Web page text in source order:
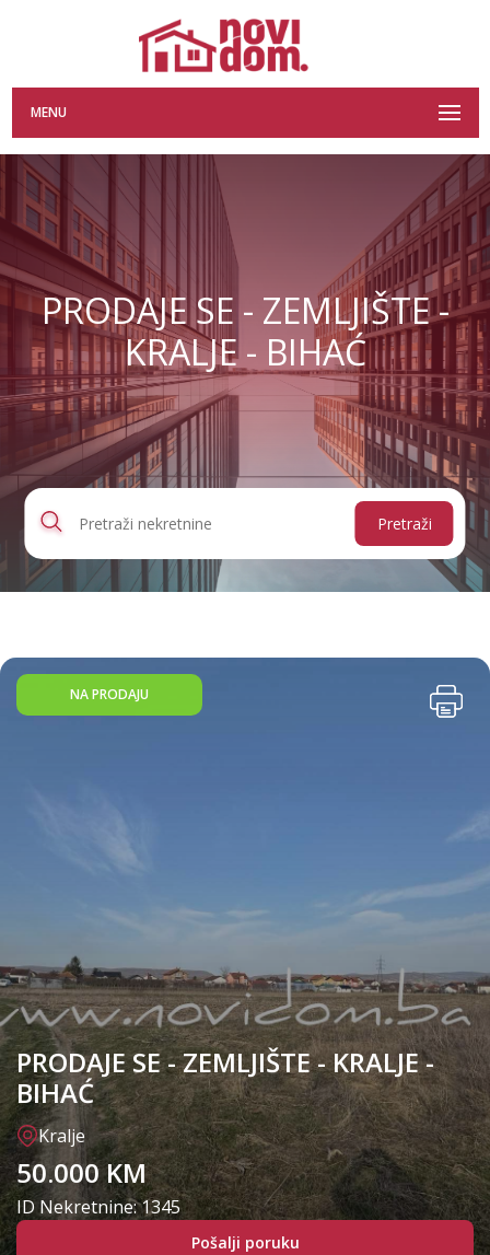
MENU
PRODAJE SE - ZEMLJIŠTE -
KRALJE - BIHAĆ
Pretraži
NA PRODAJU
PRODAJE SE - ZEMLJIŠTE - KRALJE -
BIHAĆ
Kralje
50.000 KM
ID Nekretnine: 1345
Pošalji poruku